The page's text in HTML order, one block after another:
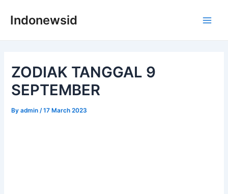
Indonewsid
ZODIAK TANGGAL 9
SEPTEMBER
Byadmin /17 March 2023